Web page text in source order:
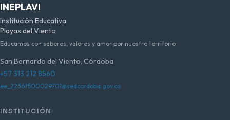
INEPLAVI
Institución Educativa
Playas del Viento
Educamos con saberes, valores y amor por nuestro territorio
San Bernardo del Viento, Córdoba
+57 313 212 8560
ee_22367500029701@sedcordoba.gov.co
INSTITUCIÓN